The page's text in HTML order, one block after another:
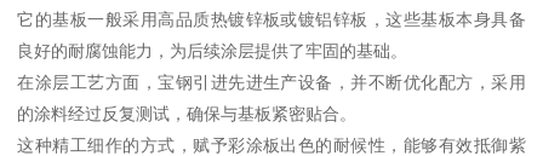
它的基板一般采用高品质热镀锌板或镀铝锌板，这些基板本身具备
良好的耐腐蚀能力，为后续涂层提供了牢固的基础。
在涂层工艺方面，宝钢引进先进生产设备，并不断优化配方，采用
的涂料经过反复测试，确保与基板紧密贴合。
这种精工细作的方式，赋予彩涂板出色的耐候性，能够有效抵御紫